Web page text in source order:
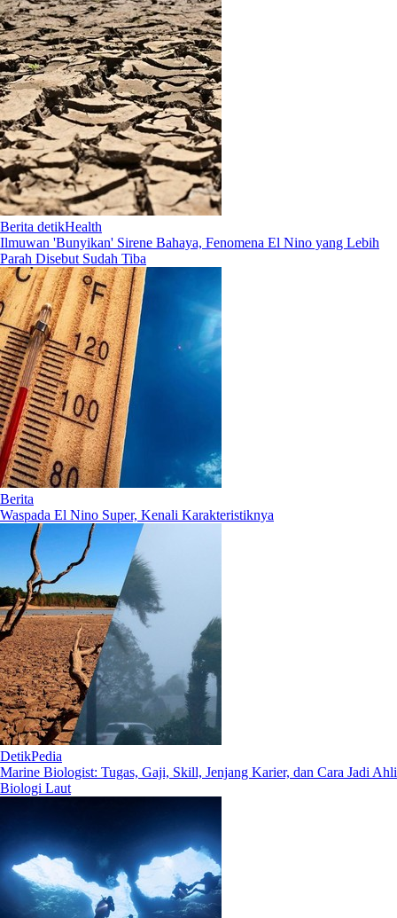
Berita detikHealth
Ilmuwan 'Bunyikan' Sirene Bahaya, Fenomena El Nino yang Lebih
Parah Disebut Sudah Tiba
Berita
Waspada El Nino Super, Kenali Karakteristiknya
DetikPedia
Marine Biologist: Tugas, Gaji, Skill, Jenjang Karier, dan Cara Jadi Ahli
Biologi Laut